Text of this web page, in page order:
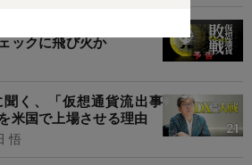
戦」の全貌、FTX破綻が
ックに飛び火か
く、「仮想通貨流出事
米国で上場させる理由
悟